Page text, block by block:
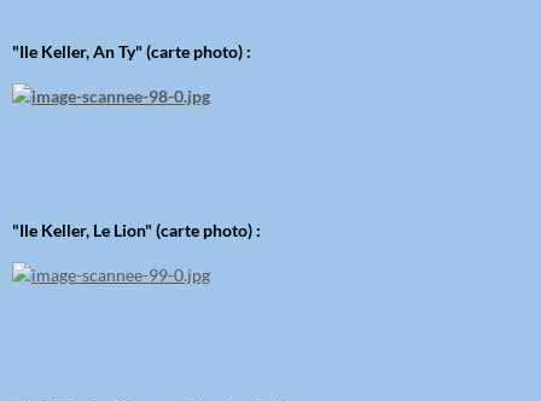
"Ile Keller, An Ty" (carte photo) :
"Ile Keller, Le Lion" (carte photo) :